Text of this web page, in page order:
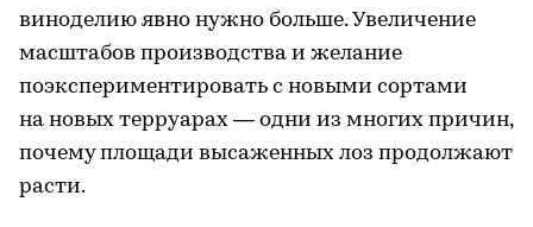
виноделию явно нужно больше. Увеличение
масштабов производства и желание
поэкспериментировать с новыми сортами
на новых терруарах — одни из многих причин,
почему площади высаженных лоз продолжают
расти.